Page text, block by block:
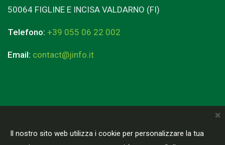
×
Il nostro sito web utilizza i cookie per personalizzare la tua
50064 FIGLINE E INCISA VALDARNO (FI)
Telefono: +39 055 06 22 002
Email: contact@jinfo.it